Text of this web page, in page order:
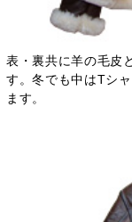
表・裏共に羊の毛皮
す。冬でも中はTシ
ます。